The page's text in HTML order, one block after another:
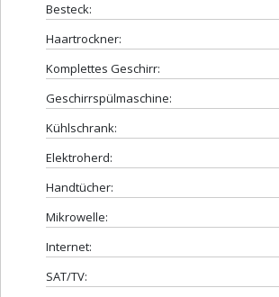
Besteck:
Haartrockner:
Komplettes Geschirr:
Geschirrspülmaschine:
Kühlschrank:
Elektroherd:
Handtücher:
Mikrowelle:
Internet:
SAT/TV: